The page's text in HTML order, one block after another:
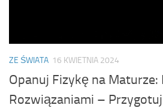
ZE ŚWIATA 16 KWIETNIA 2024
Opanuj Fizykę na
Rozwiązaniami –